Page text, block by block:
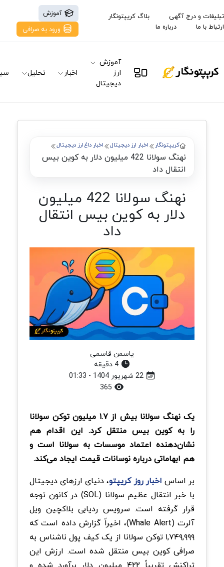
تبلیغات و درج آگهی
بلاگ کریپتونگار
ارتباط با ما
درباره ما
آموزش
ورود به صرافی
آموزش
ارز
دیجیتال
اخبار تحلیل
کریپتونگار اخبار ارز دیجیتال اخبار داغ ارز دیجیتال
نهنگ سولانا 422 میلیون دلار به کوین بیس
انتقال داد
نهنگ سولانا 422 میلیون
دلار به کوین بیس انتقال
داد
یاسمن قاسمی
4 دقیقه
22 شهریور 1404 - 01:33
یک نهنگ سولانا بیش از۱.۷ میلیون توکن سولانا
را به کوین بیس منتقل کرد. این اقدام هم
نشان‌دهنده اعتماد موسسات به سولانا است و
هم ابهاماتی درباره نوسانات قیمت ایجاد می‌کند.
بر اساس اخبار روز کریپتو، دنیای ارزهای دیجیتال
با خبر انتقال عظیم سولانا (SOL) در کانون توجه
قرار گرفته است. سرویس ردیابی بلاکچین ویل
آلرت (Whale Alert)، اخیراً گزارش داده است که
۱,۷۴۹,۹۹۹ توکن سولانا از یک کیف پول ناشناس به
صرافی کوین بیس منتقل شده است. ارزش این